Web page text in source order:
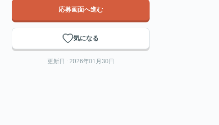
応募画面へ進む
気になる
更新日 : 2026年01月30日